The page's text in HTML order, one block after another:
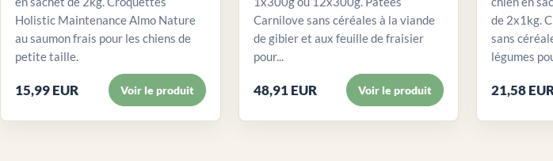
Holistic Maintenance Almo Nature
au saumon frais pour les chiens de
petite taille.
15,99 EUR Voir le produit
Carnilove sans céréales à la viande
de gibier et aux feuille de fraisier
pour...
48,91 EUR Voir le produit
de 2x1kg.
sans
légumes
21,58